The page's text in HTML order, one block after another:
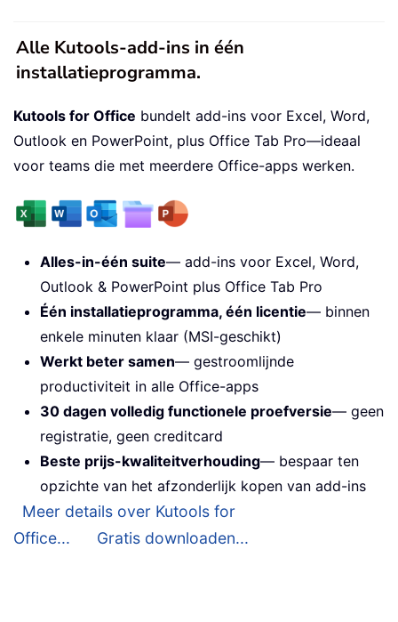
Alle Kutools-add-ins in één
installatieprogramma.
Kutools for Office bundelt add-ins voor Excel, Word,
Outlook en PowerPoint, plus Office Tab Pro—ideaal
voor teams die met meerdere Office-apps werken.
Alles-in-één suite— add-ins voor Excel, Word,
Outlook & PowerPoint plus Office Tab Pro
Één installatieprogramma, één licentie— binnen
enkele minuten klaar (MSI-geschikt)
Werkt beter samen— gestroomlijnde
productiviteit in alle Office-apps
30 dagen volledig functionele proefversie— geen
registratie, geen creditcard
Beste prijs-kwaliteitverhouding— bespaar ten
opzichte van het afzonderlijk kopen van add-ins
Meer details over Kutools for
Office...
Gratis downloaden...